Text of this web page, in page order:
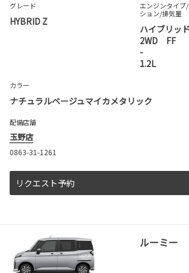
グレード
HYBRID Z
エンジンタイプ
ション/排気量
ハイブリッド
2WD FF
-
1.2L
カラー
ナチュラルベージュマイカメタリック
配備店舗
玉野店
0863-31-1261
リクエスト予約
ルーミー